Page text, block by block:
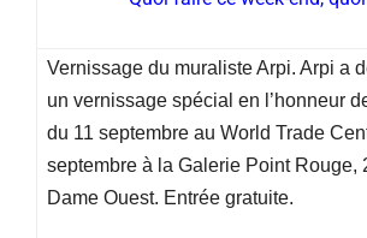
Vernissage du muraliste Arpi. Arpi a
un vernissage spécial en l’honneur
du 11 septembre au World Trade
septembre à la Galerie Point Rouge,
Dame Ouest. Entrée gratuite.